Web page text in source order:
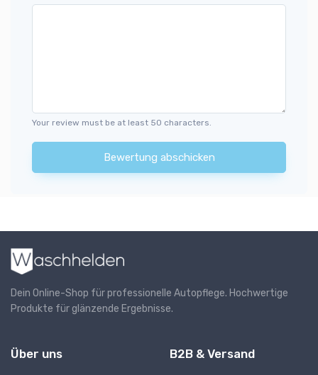
Your review must be at least 50 characters.
Bewertung abschicken
Dein Online-Shop für professionelle Autopflege. Hochwertige
Produkte für glänzende Ergebnisse.
Über uns B2B & Versand